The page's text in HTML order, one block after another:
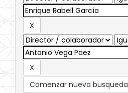
Comenzar nueva busqueda